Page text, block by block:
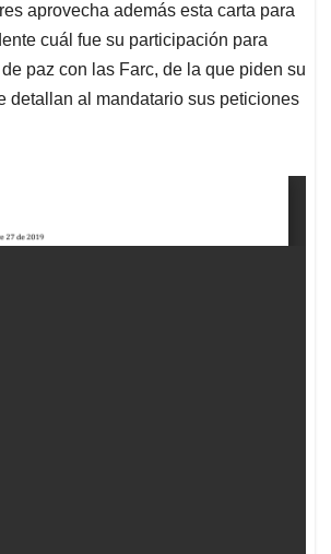
aprovecha además esta carta para
cuál fue su participación para
paz con las Farc, de la que piden su
detallan al mandatario sus peticiones